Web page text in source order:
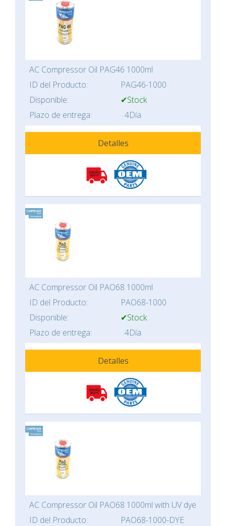
AC Compressor Oil PAG46 1000ml
ID del Producto:
PAG46-1000
Disponible:
✔Stock
Plazo de entrega:
4Día
Detalles
AC Compressor Oil PAO68 1000ml
ID del Producto:
PAO68-1000
Disponible:
✔Stock
Plazo de entrega:
4Día
Detalles
AC Compressor Oil PAO68 1000ml with UV dye
ID del Producto:
PAO68-1000-DYE